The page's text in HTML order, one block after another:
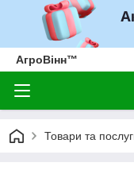
АгроВінн™
Товари та